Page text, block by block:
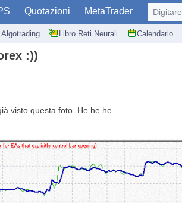
Quotazioni MetaTrader
Algotrading Libro Reti Neurali Calendario
Digitare
:))
visto questa foto. He.he.he